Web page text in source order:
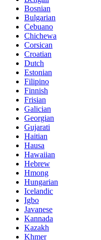
Bosnian
Bulgarian
Cebuano
Chichewa
Corsican
Croatian
Dutch
Estonian
Filipino
Finnish
Frisian
Galician
Georgian
Gujarati
Haitian
Hausa
Hawaiian
Hebrew
Hmong
Hungarian
Icelandic
Igbo
Javanese
Kannada
Kazakh
Khmer